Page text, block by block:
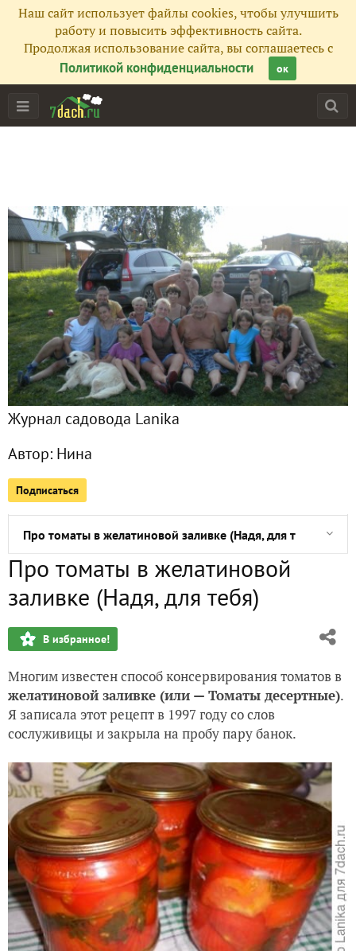
Наш сайт использует файлы cookies, чтобы улучшить
работу и повысить эффективность сайта.
Продолжая использование сайта, вы соглашаетесь с
Политикой конфиденциальности
ок
Журнал садовода Lanika
Автор: Нина
Подписаться
Главная
Фото
Сейчас обсуждают
Наш парк газонокосилок
Виновата ли я...?
Расскажу про наш мостик...
Фиголистная красавица из Минска
Чемодан без ручки, или - Про георгины с каннами
Про томаты в желатиновой заливке (Надя, для тебя)
Моя бедная земляника...
Городские сумасшедшие, или Как мы сажаем картошку...
Берегите ваши хвойные...
ДДД-3, или Воспитание трудностями
Как, я думаю, не надо утеплять скатную крышу
Про томаты в желатиновой
заливке (Надя, для тебя)
В избранное!
Многим известен способ консервирования томатов в
желатиновой заливке (или — Томаты десертные).
Я записала этот рецепт в 1997 году со слов
сослуживицы и закрыла на пробу пару банок.